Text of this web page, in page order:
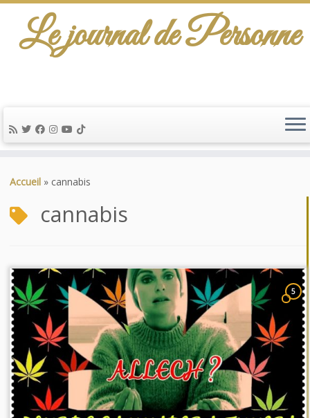
au
Le journal de Personne
Accueil » cannabis
cannabis
5